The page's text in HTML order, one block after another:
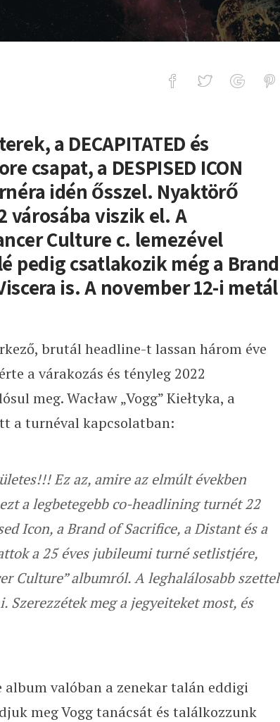
és a Despised Icon koncert
a DECAPITATED és
csapat, a DESPISED ICON
idén ősszel. Nyaktörő
városába viszik el. A
Culture c. lemezével
pedig csatlakozik még a Brand
is. A november 12-i metál
brutál headline-t lassan három éve
a várakozás és tényleg 2022
meg. Wacław „Vogg” Kiełtyka, a
a turnéval kapcsolatban:
Ez az, amire az elmúlt években
a legbetegebb co-headlining turnét 22
Icon, a Brand of Sacrifice, a Distant és a
a 25 éves jubileumi turné setlistjére,
Culture” albumról. A leghalálosabb szettel
meg a jegyeiteket most, és
valóban a zenekar talán eddigi
meg Vogg tanácsát és találkozzunk